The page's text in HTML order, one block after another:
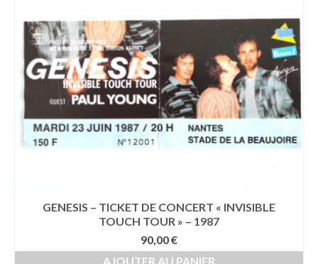
GENESIS – TICKET DE CONCERT « INVISIBLE
TOUCH TOUR » – 1987
90,00€
AJOUTER AU PANIER